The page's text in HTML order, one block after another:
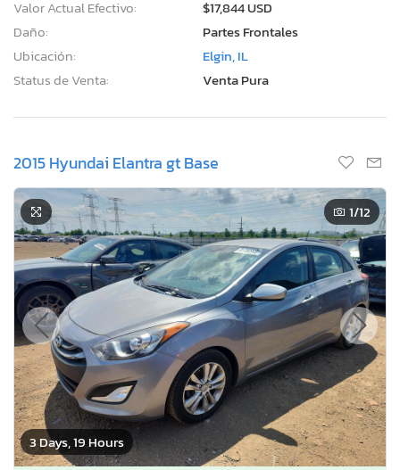
Valor Actual Efectivo:
$17,844 USD
Daño:
Partes Frontales
Ubicación:
Elgin, IL
Status de Venta:
Venta Pura
2015 Hyundai Elantra gt Base
3 Days, 19 Hours
1/12